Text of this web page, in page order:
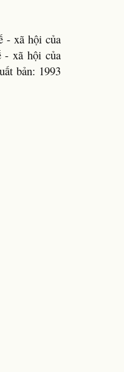
- xã hội của
- xã hội của
bản: 1993